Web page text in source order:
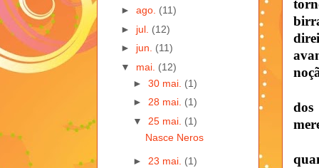
dos
► ago. (11)
► jul. (12)
► jun. (11)
▼ mai. (12)
► 30 mai. (1)
► 28 mai. (1)
▼ 25 mai. (1)
Nasce Neros
► 23 mai. (1)